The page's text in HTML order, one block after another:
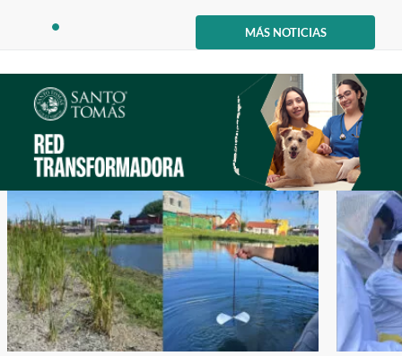
item
1
MÁS NOTICIAS